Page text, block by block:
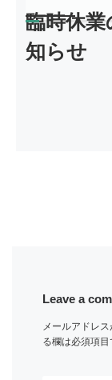
臨時休業
知らせ
Leave a
メールアドレス
る欄は必須項目